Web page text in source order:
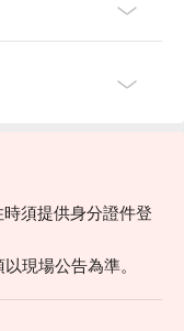
須提供身分證件登
現場公告為準。